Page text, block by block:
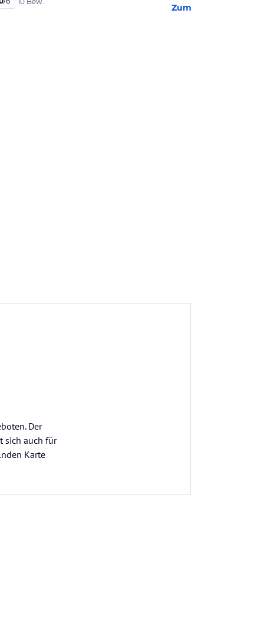
Zum Hotel
Der
sich auch für
Karte